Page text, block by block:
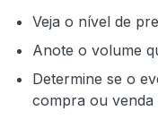
Veja o nível de
Anote o volume
Determine se o
compra ou venda